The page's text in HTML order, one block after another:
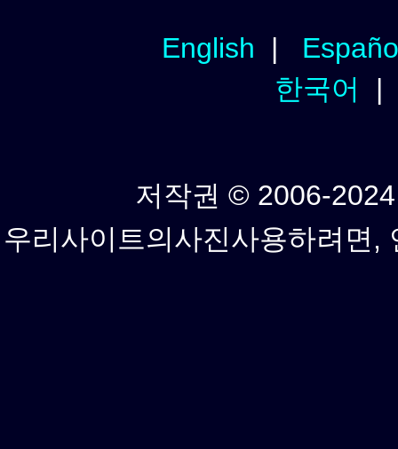
English |
한국어
저작권 © 2006-
우리사이트의사진사용하려면,